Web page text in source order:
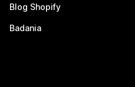
Blog Shopify
Badania